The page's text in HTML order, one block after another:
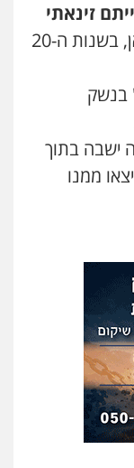
וחקירות
לבן
זינאתי
, כולם תושבי אבו סנאן, בשנות ה-20
בנשק
ישבה בתוך
ממנו